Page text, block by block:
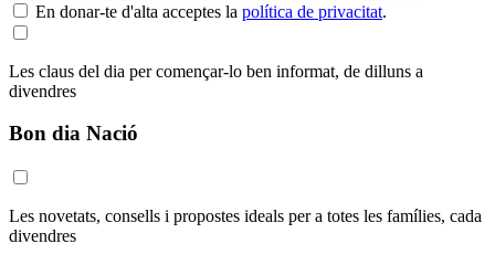
En donar-te d'alta acceptes la política de privacitat.
Les claus del dia per començar-lo ben informat, de dilluns a
divendres
Bon dia Nació
Les novetats, consells i propostes ideals per a totes les famílies, cada
divendres